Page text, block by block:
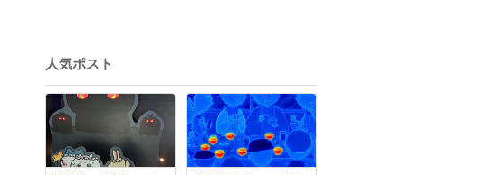
人気ポスト